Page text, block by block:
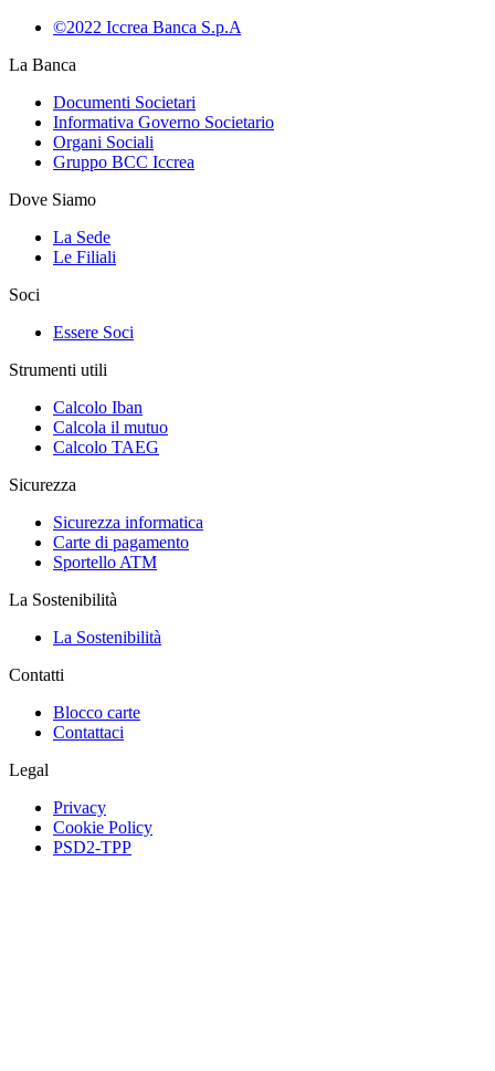
©2022 Iccrea Banca S.p.A
La Banca
Documenti Societari
Informativa Governo Societario
Organi Sociali
Gruppo BCC Iccrea
Dove Siamo
La Sede
Le Filiali
Soci
Essere Soci
Strumenti utili
Calcolo Iban
Calcola il mutuo
Calcolo TAEG
Sicurezza
Sicurezza informatica
Carte di pagamento
Sportello ATM
La Sostenibilità
La Sostenibilità
Contatti
Blocco carte
Contattaci
Legal
Privacy
Cookie Policy
PSD2-TPP